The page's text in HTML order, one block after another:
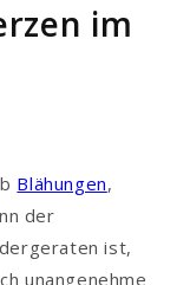
im
Blähungen,
der
ist,
unangenehme